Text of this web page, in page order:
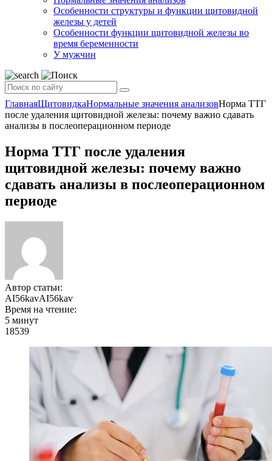
Особенности структуры и функции щитовидной
железы у детей
Особенности функции щитовидной железы во
время беременности
У мужчин
ГлавнаяЩитовидкаНормальные значения анализовНорма ТТГ
после удаления щитовидной железы: почему важно сдавать
анализы в послеоперационном периоде
Норма ТТГ после удаления
щитовидной железы: почему важно
сдавать анализы в послеоперационном
периоде
Автор статьи:
AI56kavAI56kav
Время на чтение:
5 минут
18539